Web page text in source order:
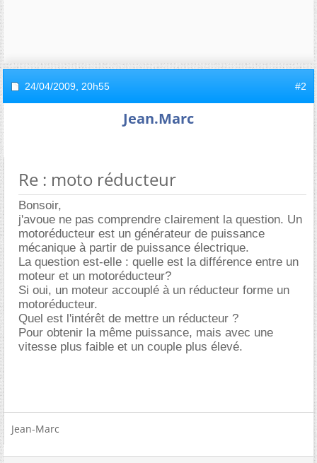
24/04/2009, 20h55 #2
Jean.Marc
Re : moto réducteur
Bonsoir,
j'avoue ne pas comprendre clairement la question. Un
motoréducteur est un générateur de puissance
mécanique à partir de puissance électrique.
La question est-elle : quelle est la différence entre un
moteur et un motoréducteur?
Si oui, un moteur accouplé à un réducteur forme un
motoréducteur.
Quel est l'intérêt de mettre un réducteur ?
Pour obtenir la même puissance, mais avec une
vitesse plus faible et un couple plus élevé.
Jean-Marc